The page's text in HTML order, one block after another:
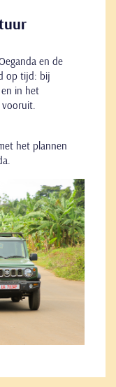
en de
op tijd: bij
in het
het plannen